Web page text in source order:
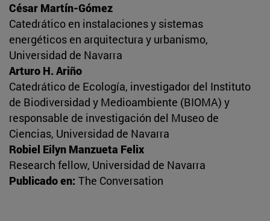
César Martín-Gómez
Catedrático en instalaciones y sistemas
energéticos en arquitectura y urbanismo,
Universidad de Navarra
Arturo H. Ariño
Catedrático de Ecología, investigador del Instituto
de Biodiversidad y Medioambiente (BIOMA) y
responsable de investigación del Museo de
Ciencias, Universidad de Navarra
Robiel Eilyn Manzueta Felix
Research fellow, Universidad de Navarra
Publicado en: The Conversation